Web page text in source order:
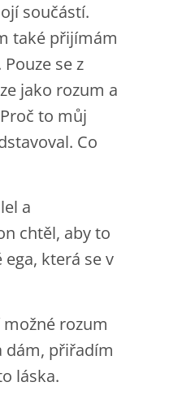
součástí.
také přijímám
se z
jako rozum a
to můj
Co
a
chtěl, aby to
která se v
rozum
dám, přiřadím
láska.